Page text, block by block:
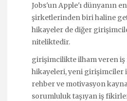
Jobs'un Apple'ı dünyanın
şirketlerinden biri haline
hikayeler de diğer
niteliktedir.
girişimcilikte ilham veren iş
hikayeleri, yeni girişimciler
rehber ve motivasyon
sorumluluk taşıyan iş